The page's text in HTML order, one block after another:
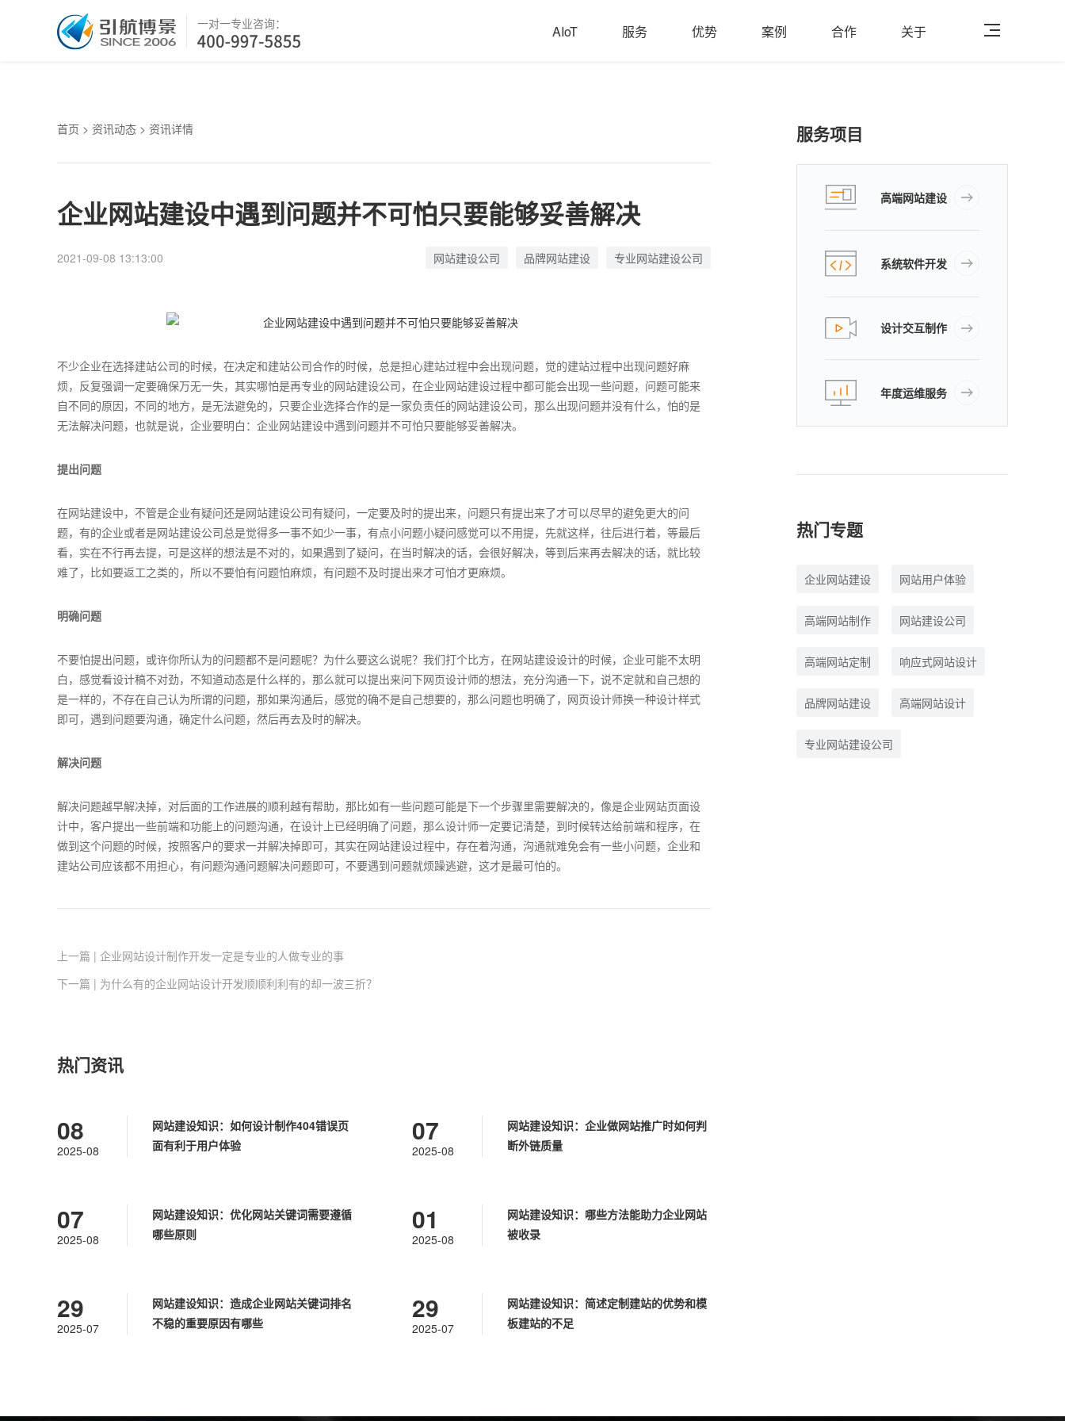
一对一专业咨询： AIoT 服务 优势 案例 合作 关于
首页 > 资讯动态 > 资讯详情
企业网站建设中遇到问题并不可怕只要能够妥善解决
2021-09-08 13:13:00 网站建设公司 品牌网站建设 专业网站建设公司
不少企业在选择建站公司的时候，在决定和建站公司合作的时候，总是担心建站过程中会出现问题，觉的建站过程中出现问题好麻
烦，反复强调一定要确保万无一失，其实哪怕是再专业的网站建设公司，在企业网站建设过程中都可能会出现一些问题，问题可能来
自不同的原因，不同的地方，是无法避免的，只要企业选择合作的是一家负责任的网站建设公司，那么出现问题并没有什么，怕的是
无法解决问题，也就是说，企业要明白：企业网站建设中遇到问题并不可怕只要能够妥善解决。
提出问题
在网站建设中，不管是企业有疑问还是网站建设公司有疑问，一定要及时的提出来，问题只有提出来了才可以尽早的避免更大的问
题，有的企业或者是网站建设公司总是觉得多一事不如少一事，有点小问题小疑问感觉可以不用提，先就这样，往后进行着，等最后
看，实在不行再去提，可是这样的想法是不对的，如果遇到了疑问，在当时解决的话，会很好解决，等到后来再去解决的话，就比较
难了，比如要返工之类的，所以不要怕有问题怕麻烦，有问题不及时提出来才可怕才更麻烦。
明确问题
不要怕提出问题，或许你所认为的问题都不是问题呢？为什么要这么说呢？我们打个比方，在网站建设设计的时候，企业可能不太明
白，感觉看设计稿不对劲，不知道动态是什么样的，那么就可以提出来问下网页设计师的想法，充分沟通一下，说不定就和自己想的
是一样的，不存在自己认为所谓的问题，那如果沟通后，感觉的确不是自己想要的，那么问题也明确了，网页设计师换一种设计样式
即可，遇到问题要沟通，确定什么问题，然后再去及时的解决。
解决问题
解决问题越早解决掉，对后面的工作进展的顺利越有帮助，那比如有一些问题可能是下一个步骤里需要解决的，像是企业网站页面设
计中，客户提出一些前端和功能上的问题沟通，在设计上已经明确了问题，那么设计师一定要记清楚，到时候转达给前端和程序，在
做到这个问题的时候，按照客户的要求一并解决掉即可，其实在网站建设过程中，存在着沟通，沟通就难免会有一些小问题，企业和
建站公司应该都不用担心，有问题沟通问题解决问题即可，不要遇到问题就烦躁逃避，这才是最可怕的。
上一篇 | 企业网站设计制作开发一定是专业的人做专业的事
下一篇 | 为什么有的企业网站设计开发顺顺利利有的却一波三折？
热门资讯
08
2025-08
网站建设知识：如何设计制作404错误页
面有利于用户体验
07
2025-08
网站建设知识：企业做网站推广时如何判
断外链质量
07
2025-08
网站建设知识：优化网站关键词需要遵循
哪些原则
01
2025-08
网站建设知识：哪些方法能助力企业网站
被收录
29
2025-07
网站建设知识：造成企业网站关键词排名
不稳的重要原因有哪些
29
2025-07
网站建设知识：简述定制建站的优势和模
板建站的不足
服务项目
高端网站建设
系统软件开发
设计交互制作
年度运维服务
热门专题
企业网站建设 网站用户体验
高端网站制作 网站建设公司
高端网站定制 响应式网站设计
品牌网站建设 高端网站设计
专业网站建设公司